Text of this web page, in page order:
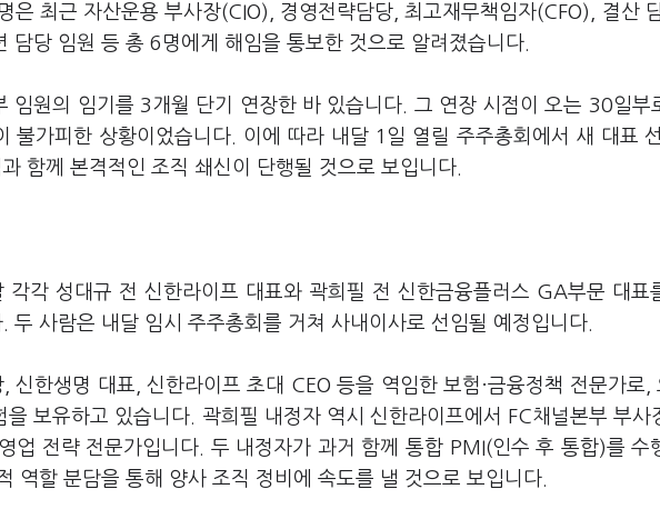
은 최근 자산운용 부사장(CIO), 경영전략담당, 최고재무책임자(CFO), 결산
담당 임원 등 총 6명에게 해임을 통보한 것으로 알려졌습니다.
임원의 임기를 3개월 단기 연장한 바 있습니다. 그 연장 시점이 오는 30일부
불가피한 상황이었습니다. 이에 따라 내달 1일 열릴 주주총회에서 새 대표
함께 본격적인 조직 쇄신이 단행될 것으로 보입니다.
각각 성대규 전 신한라이프 대표와 곽희필 전 신한금융플러스 GA부문 대표
두 사람은 내달 임시 주주총회를 거쳐 사내이사로 선임될 예정입니다.
신한생명 대표, 신한라이프 초대 CEO 등을 역임한 보험·금융정책 전문가로,
보유하고 있습니다. 곽희필 내정자 역시 신한라이프에서 FC채널본부 부사
업 전략 전문가입니다. 두 내정자가 과거 함께 통합 PMI(인수 후 통합)를 수
역할 분담을 통해 양사 조직 정비에 속도를 낼 것으로 보입니다.